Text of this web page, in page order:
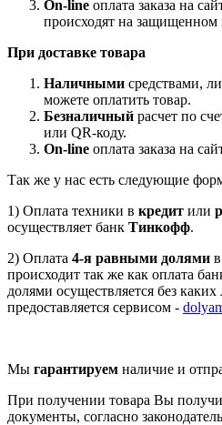
On-line оплата заказа на
происходят на
При доставке товара
Наличными средствами,
можете оплатить товар.
Безналичный расчет по
или QR-коду.
On-line оплата заказа на
Так же у нас есть следующие
1) Оплата техники в кредит или
осуществляет банк Тинкофф.
2) Оплата 4-я равными долями
происходит так же как оплата
долями осуществляется без
предоставляется сервисом -
Мы гарантируем наличие и
При получении товара Вы
документы, согласно